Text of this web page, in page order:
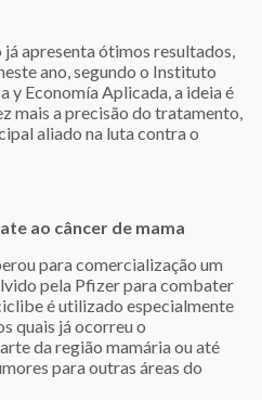
apresenta ótimos resultados,
ano, segundo o Instituto
y Economía Aplicada, a ideia é
mais a precisão do tratamento,
aliado na luta contra o
ao câncer de mama
para comercialização um
pela Pfizer para combater
é utilizado especialmente
quais já ocorreu o
da região mamária ou até
para outras áreas do